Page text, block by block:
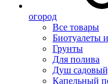
огород
Все товары
Биотуалеты
Грунты
Для полива
Душ
Капельный